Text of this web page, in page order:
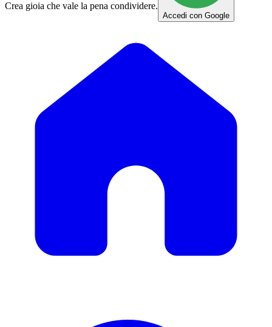
Crea gioia che vale la pena condividere.
Accedi con Google